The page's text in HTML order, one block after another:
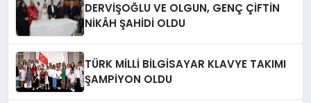
DERVİŞOĞLU VE OLGUN, GENÇ ÇİFTİN
NİKÂH ŞAHİDİ OLDU
TÜRK MİLLİ BİLGİSAYAR KLAVYE TAKIMI
ŞAMPİYON OLDU